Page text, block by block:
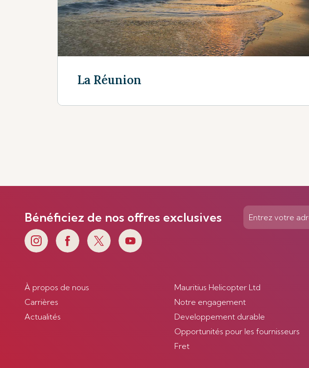
La Réunion
Bénéficiez de nos offres exclusives
À propos de nous
Carrières
Actualités
Mauritius Helicopter Ltd
Notre engagement
Developpement durable
Opportunités pour les fournisseurs
Fret